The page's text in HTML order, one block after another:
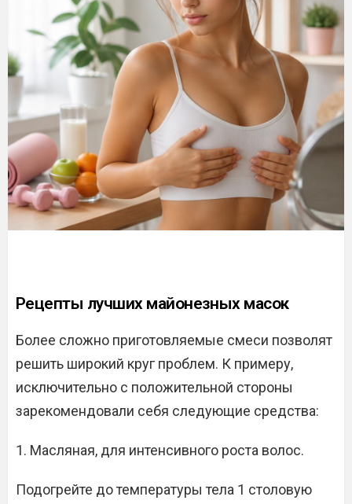
Рецепты лучших майонезных масок
Более сложно приготовляемые смеси позволят
решить широкий круг проблем. К примеру,
исключительно с положительной стороны
зарекомендовали себя следующие средства:
1. Масляная, для интенсивного роста волос.
Подогрейте до температуры тела 1 столовую